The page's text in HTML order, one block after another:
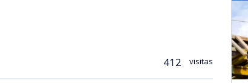
412 visitas